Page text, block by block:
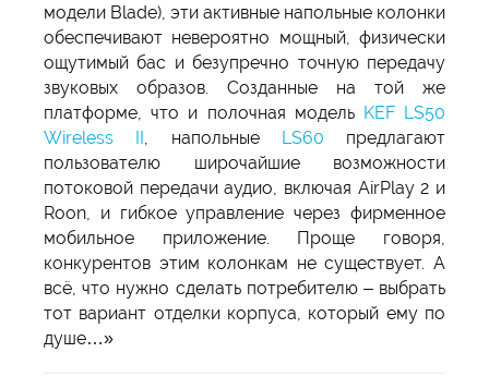
модели Blade), эти активные напольные колонки
обеспечивают невероятно мощный, физически
ощутимый бас и безупречно точную передачу
звуковых образов. Созданные на той же
платформе, что и полочная модель KEF LS50
Wireless II , напольные LS60 предлагают
пользователю широчайшие возможности
потоковой передачи аудио, включая AirPlay 2 и
Roon, и гибкое управление через фирменное
мобильное приложение. Проще говоря,
конкурентов этим колонкам не существует. А
всё, что нужно сделать потребителю – выбрать
тот вариант отделки корпуса, который ему по
душе…»